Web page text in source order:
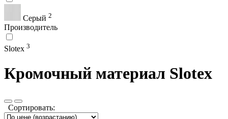
Серый 2
Производитель
Slotex 3
Кромочный материал Slotex
Сортировать: